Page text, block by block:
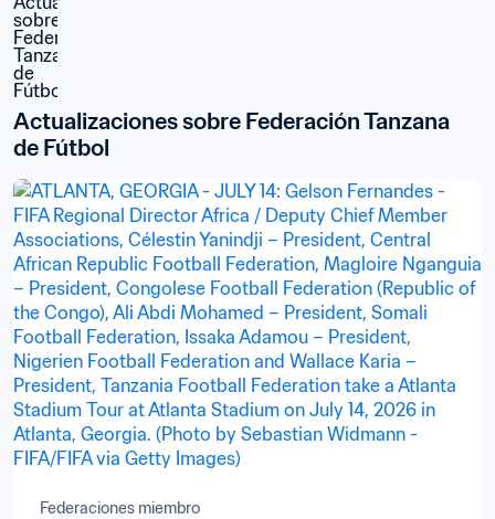
Actualizaciones sobre Federación Tanzana
de Fútbol
Federaciones miembro